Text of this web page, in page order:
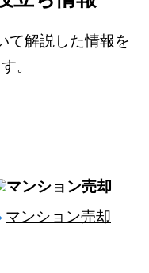
て解説した情報を
。
マンション売却